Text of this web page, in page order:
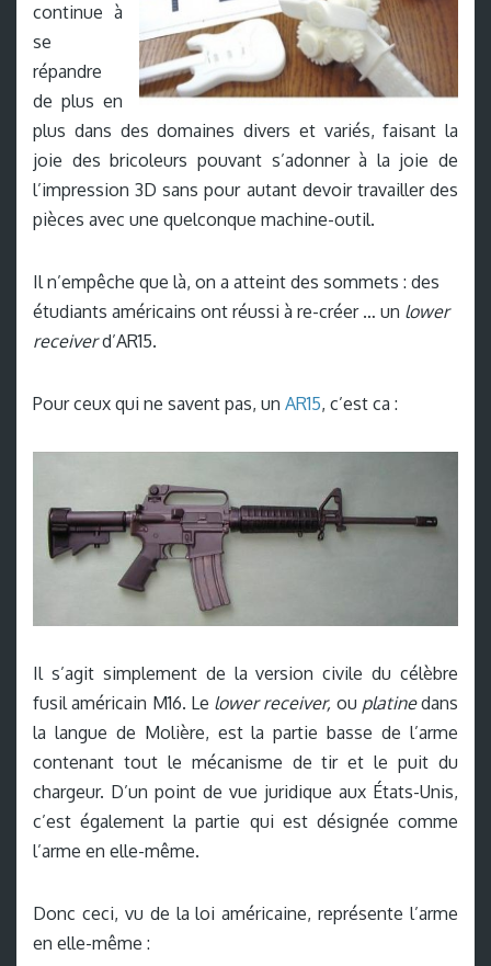
continue à
se
répandre
de plus en
plus dans des domaines divers et variés, faisant la
joie des bricoleurs pouvant s’adonner à la joie de
l’impression 3D sans pour autant devoir travailler des
pièces avec une quelconque machine-outil.
Il n’empêche que là, on a atteint des sommets : des
étudiants américains ont réussi à re-créer … un lower
receiverd’AR15.
Pour ceux qui ne savent pas, un AR15, c’est ca :
Il s’agit simplement de la version civile du célèbre
fusil américain M16. Le lower receiver, ou platinedans
la langue de Molière, est la partie basse de l’arme
contenant tout le mécanisme de tir et le puit du
chargeur. D’un point de vue juridique aux États-Unis,
c’est également la partie qui est désignée comme
l’arme en elle-même.
Donc ceci, vu de la loi américaine, représente l’arme
en elle-même :